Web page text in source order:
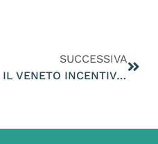
SUCCESSIVA
IL VENETO INCENTIVA I MACELLI CON ALTRI 2.500.000 EURO MA NON DA SOLDI PER I CRAS, LE GUARDIE AMBIENTALI, LE STERILIZZAZIONI DEI GATTI, IL BIOLOGICO